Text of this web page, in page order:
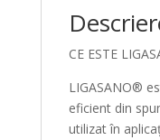
CE ESTE
LIGASANO®
eficient din
utilizat în